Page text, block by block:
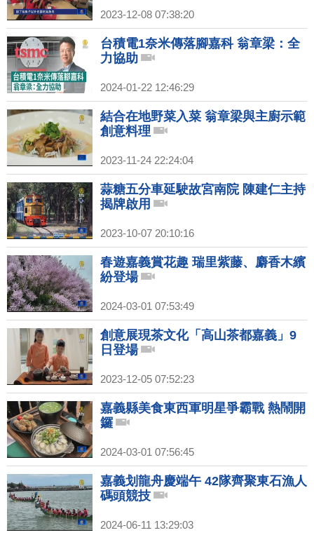
2023-12-08 07:38:20
台積電1奈米傳落腳嘉科 翁章梁：全
力協助
2024-01-22 12:46:29
結合在地野菜入菜 翁章梁與主廚示範
創意料理
2023-11-24 22:24:04
蒜糖五分車延駛故宮南院 陳建仁主持
揭牌啟用
2023-10-07 20:10:16
春遊嘉義賞花趣 瑞里紫藤、麝香木繽
紛登場
2024-03-01 07:53:49
創意展現茶文化「高山茶都嘉義」9
日登場
2023-12-05 07:52:23
嘉義縣美食東西軍明星爭霸戰 熱鬧開
鑼
2024-03-01 07:56:45
嘉義划龍舟慶端午 42隊齊聚東石漁人
碼頭競技
2024-06-11 13:29:03